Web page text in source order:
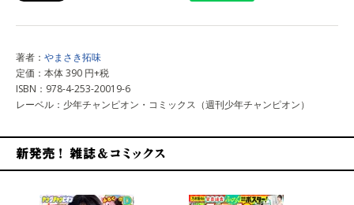
著者： やまさき拓味
定価：本体 390 円+税
ISBN：978-4-253-20019-6
レーベル：少年チャンピオン・コミックス（週刊少年チャンピオン）